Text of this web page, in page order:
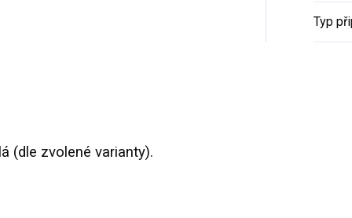
(dle zvolené varianty).
Typ